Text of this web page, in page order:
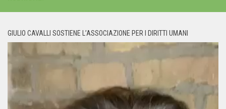
GIULIO CAVALLI SOSTIENE L’ASSOCIAZIONE PER I DIRITTI UMANI
Player